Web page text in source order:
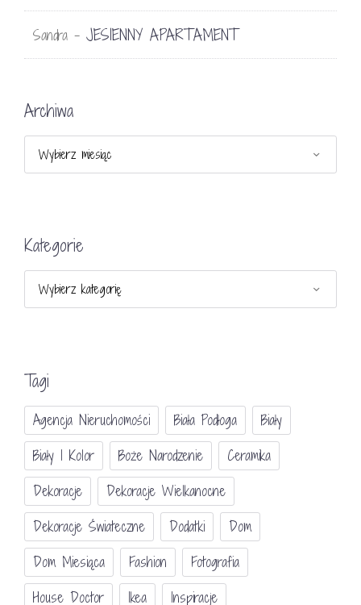
Sandra - JESIENNY APARTAMENT
Archiwa
Kategorie
Tagi
Agencja Nieruchomości Biała Podłoga
Biały
Biały I Kolor
Boże Narodzenie
Ceramika
Dekoracje
Dekoracje Wielkanocne
Dekoracje Świateczne
Dodatki
Dom
Dom Miesiąca
Fashion
Fotografia
House Doctor
Ikea
Inspiracje